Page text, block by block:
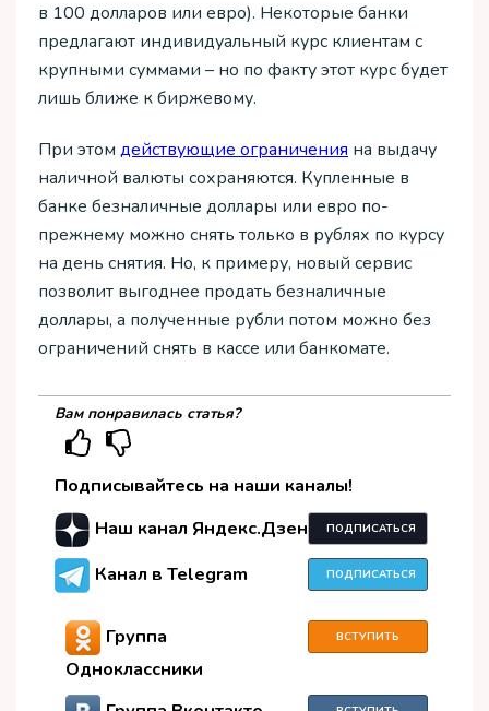
в 100 долларов или евро). Некоторые банки
предлагают индивидуальный курс клиентам с
крупными суммами – но по факту этот курс будет
лишь ближе к биржевому.
При этом действующие ограничения на выдачу
наличной валюты сохраняются. Купленные в
банке безналичные доллары или евро по-
прежнему можно снять только в рублях по курсу
на день снятия. Но, к примеру, новый сервис
позволит выгоднее продать безналичные
доллары, а полученные рубли потом можно без
ограничений снять в кассе или банкомате.
Вам понравилась статья?
Подписывайтесь на наши каналы!
Наш канал Яндекс.Дзен
ПОДПИСАТЬСЯ
Канал в Telegram ПОДПИСАТЬСЯ
Группа
Одноклассники
ВСТУПИТЬ